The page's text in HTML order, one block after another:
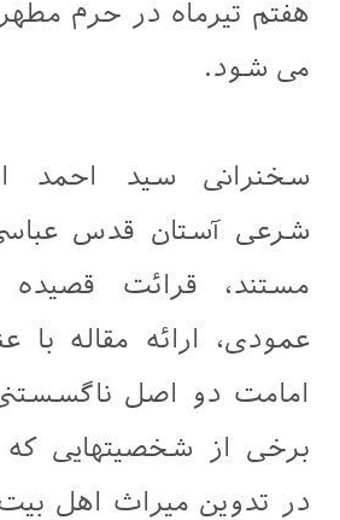
هفتم تیرماه در حرم مطهر
می شود.
سخنرانی سید احمد
شرعی آستان قدس
مستند، قرائت
عمودی، ارائه مقاله با
امامت دو اصل
برخی از شخصیتهایی که
در تدوین میراث اهل بیت